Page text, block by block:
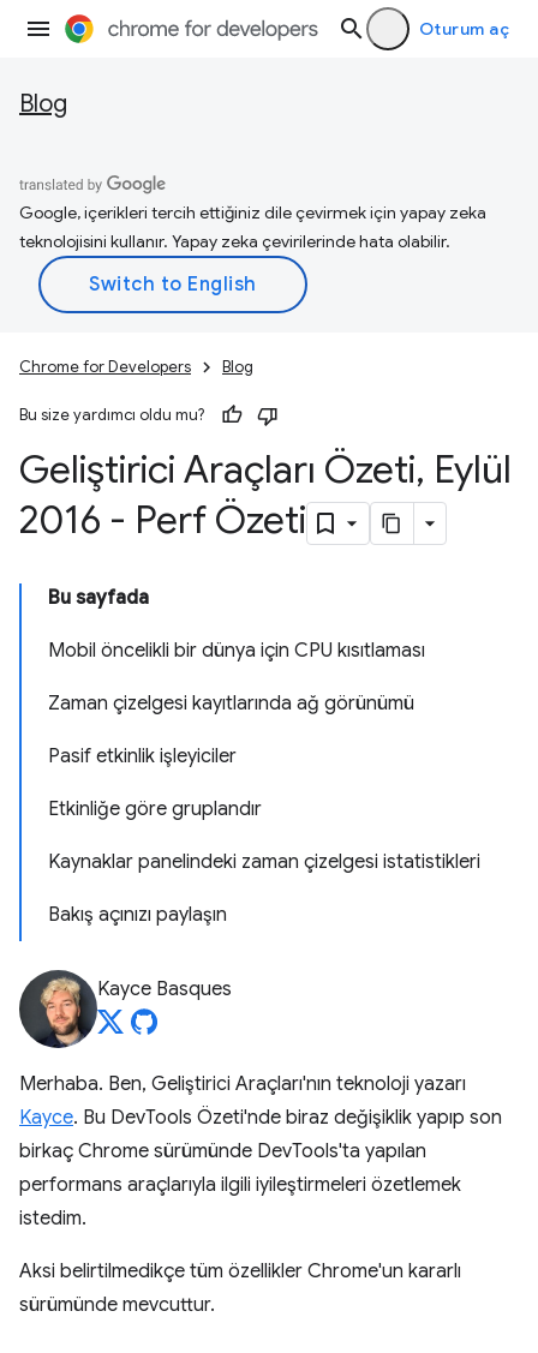
Oturum aç
Blog
Google, içerikleri tercih ettiğiniz dile çevirmek için yapay zeka
teknolojisini kullanır. Yapay zeka çevirilerinde hata olabilir.
Chrome for Developers Blog
Bu size yardımcı oldu mu?
Geliştirici Araçları Özeti, Eylül
2016 - Perf Özeti
Bu sayfada
Mobil öncelikli bir dünya için CPU kısıtlaması
Zaman çizelgesi kayıtlarında ağ görünümü
Pasif etkinlik işleyiciler
Etkinliğe göre gruplandır
Kaynaklar panelindeki zaman çizelgesi istatistikleri
Bakış açınızı paylaşın
Kayce Basques
Merhaba. Ben, Geliştirici Araçları'nın teknoloji yazarı
Kayce. Bu DevTools Özeti'nde biraz değişiklik yapıp son
birkaç Chrome sürümünde DevTools'ta yapılan
performans araçlarıyla ilgili iyileştirmeleri özetlemek
istedim.
Aksi belirtilmedikçe tüm özellikler Chrome'un kararlı
sürümünde mevcuttur.